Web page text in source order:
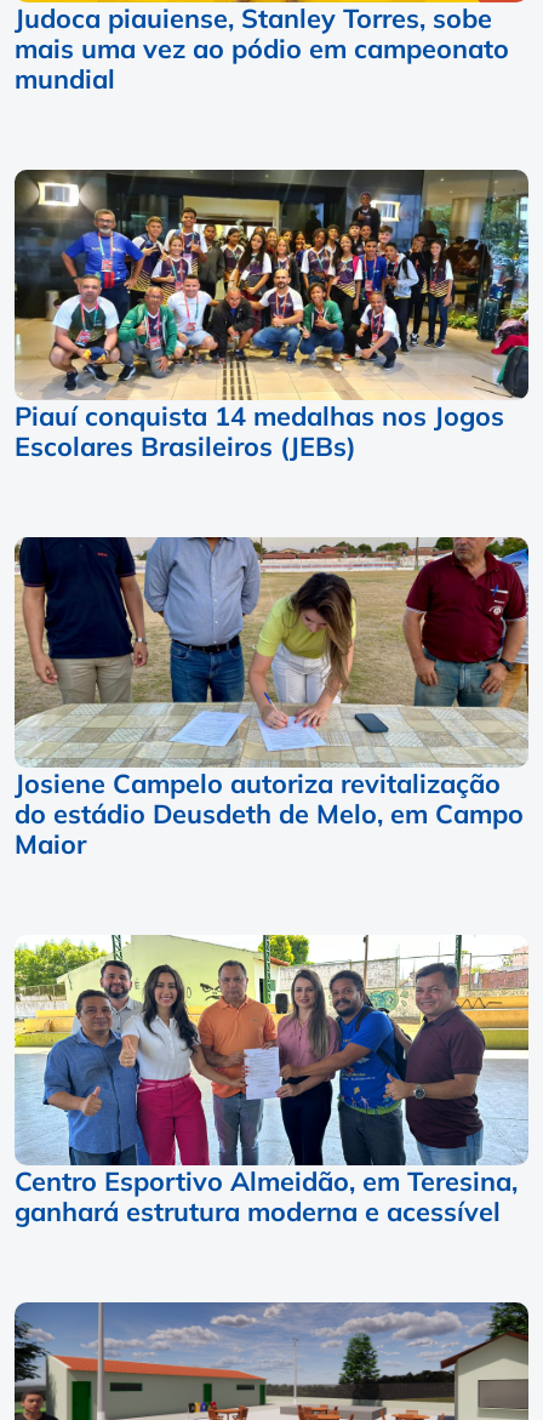
Judoca piauiense, Stanley Torres, sobe
mais uma vez ao pódio em campeonato
mundial
Piauí conquista 14 medalhas nos Jogos
Escolares Brasileiros (JEBs)
Josiene Campelo autoriza revitalização
do estádio Deusdeth de Melo, em Campo
Maior
Centro Esportivo Almeidão, em Teresina,
ganhará estrutura moderna e acessível